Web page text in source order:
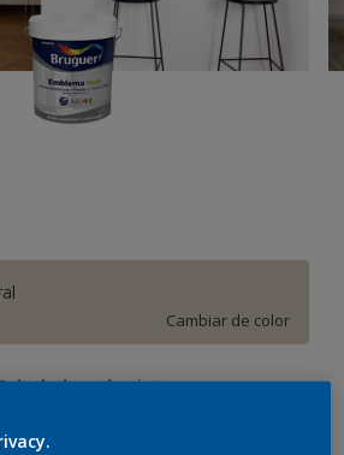
Cambiar de color
de pintura